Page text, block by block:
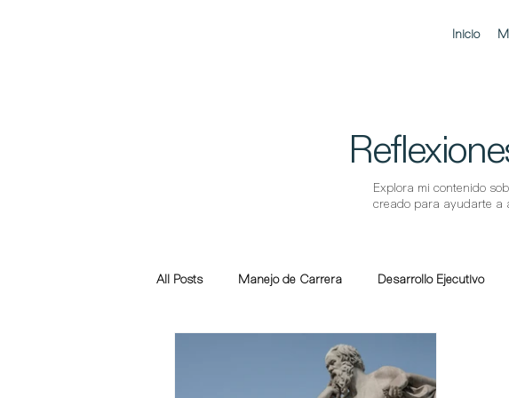
Inicio
Explora mi contenido
creado para ayudarte a
All Posts Manejo de Carrera Desarrollo Ejecutivo